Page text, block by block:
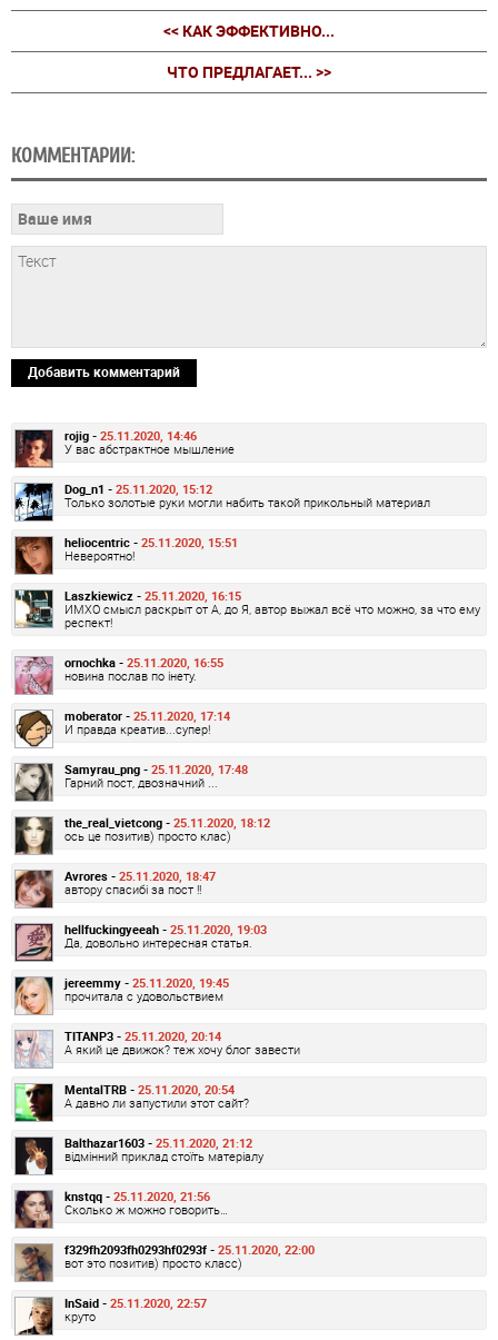
<< КАК ЭФФЕКТИВНО...
ЧТО ПРЕДЛАГАЕТ... >>
КОММЕНТАРИИ:
Добавить комментарий
rojig - 25.11.2020, 14:46
У вас абстрактное мышление
Dog_n1 - 25.11.2020, 15:12
Только золотые руки могли набить такой прикольный материал
heliocentric - 25.11.2020, 15:51
Невероятно!
Laszkiewicz - 25.11.2020, 16:15
ИМХО смысл раскрыт от А, до Я, автор выжал всё что можно, за что ему
респект!
ornochka - 25.11.2020, 16:55
новина послав по інету.
moberator - 25.11.2020, 17:14
И правда креатив...супер!
Samyrau_png - 25.11.2020, 17:48
Гарний пост, двозначний ...
the_real_vietcong - 25.11.2020, 18:12
ось це позитив) просто клас)
Avrores - 25.11.2020, 18:47
автору спасибі за пост !!
hellfuckingyeeah - 25.11.2020, 19:03
Да, довольно интересная статья.
jereemmy - 25.11.2020, 19:45
прочитала с удовольствием
TITANP3 - 25.11.2020, 20:14
А який це движок? теж хочу блог завести
MentalTRB - 25.11.2020, 20:54
А давно ли запустили этот сайт?
Balthazar1603 - 25.11.2020, 21:12
відмінний приклад стоїть матеріалу
knstqq - 25.11.2020, 21:56
Сколько ж можно говорить…
f329fh2093fh0293hf0293f - 25.11.2020, 22:00
вот это позитив) просто класс)
InSaid - 25.11.2020, 22:57
круто